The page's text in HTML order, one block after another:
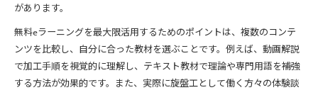
があります。
無料eラーニングを最大限活用するためのポイントは、複数のコンテ
ンツを比較し、自分に合った教材を選ぶことです。例えば、動画解説
で加工手順を視覚的に理解し、テキスト教材で理論や専門用語を補強
する方法が効果的です。また、実際に旋盤工として働く方々の体験談